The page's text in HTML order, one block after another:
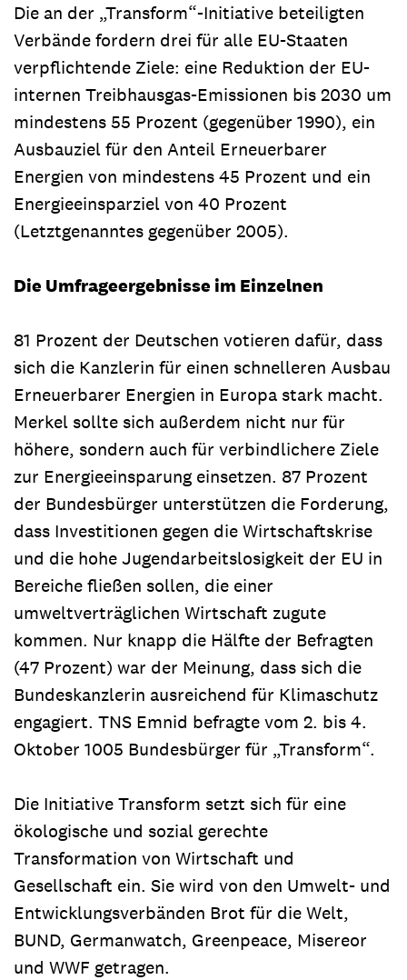
Die an der „Transform“-Initiative beteiligten
Verbände fordern drei für alle EU-Staaten
verpflichtende Ziele: eine Reduktion der EU-
internen Treibhausgas-Emissionen bis 2030 um
mindestens 55 Prozent (gegenüber 1990), ein
Ausbauziel für den Anteil Erneuerbarer
Energien von mindestens 45 Prozent und ein
Energieeinsparziel von 40 Prozent
(Letztgenanntes gegenüber 2005).
Die Umfrageergebnisse im Einzelnen
81 Prozent der Deutschen votieren dafür, dass
sich die Kanzlerin für einen schnelleren Ausbau
Erneuerbarer Energien in Europa stark macht.
Merkel sollte sich außerdem nicht nur für
höhere, sondern auch für verbindlichere Ziele
zur Energieeinsparung einsetzen. 87 Prozent
der Bundesbürger unterstützen die Forderung,
dass Investitionen gegen die Wirtschaftskrise
und die hohe Jugendarbeitslosigkeit der EU in
Bereiche fließen sollen, die einer
umweltverträglichen Wirtschaft zugute
kommen. Nur knapp die Hälfte der Befragten
(47 Prozent) war der Meinung, dass sich die
Bundeskanzlerin ausreichend für Klimaschutz
engagiert. TNS Emnid befragte vom 2. bis 4.
Oktober 1005 Bundesbürger für „Transform“.
Die Initiative Transform setzt sich für eine
ökologische und sozial gerechte
Transformation von Wirtschaft und
Gesellschaft ein. Sie wird von den Umwelt- und
Entwicklungsverbänden Brot für die Welt,
BUND, Germanwatch, Greenpeace, Misereor
und WWF getragen.